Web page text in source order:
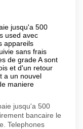
jusqu'a 500
used avec
appareils
sans frais
de grade A sont
et d'un retour
a un nouvel
maniere
jusqu'a 500
bancaire le
Telephones